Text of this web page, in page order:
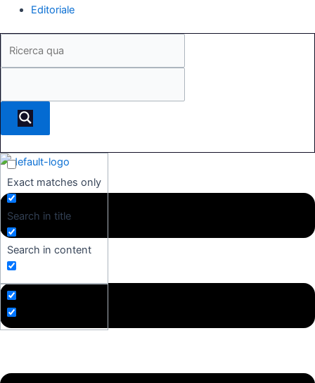
Editoriale
Exact matches only
Search in title
Search in content